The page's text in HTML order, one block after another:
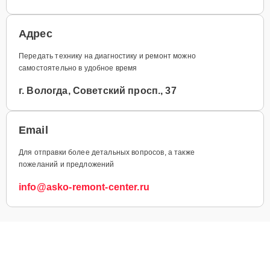
Адрес
Передать технику на диагностику и ремонт можно
самостоятельно в удобное время
г. Вологда, Советский просп., 37
Email
Для отправки более детальных вопросов, а также
пожеланий и предложений
info@asko-remont-center.ru